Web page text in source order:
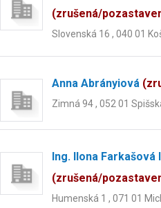
(zrušená/
Slovenská 16 , 040 01
Anna Abrányiová
Zimná 94 , 052 01
Ing. Ilona Farkašová
(zrušená/
Humenská 1 , 071 01